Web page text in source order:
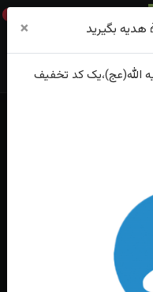
0
بگیرید ×
الله(عج)،یک کد تخفیف